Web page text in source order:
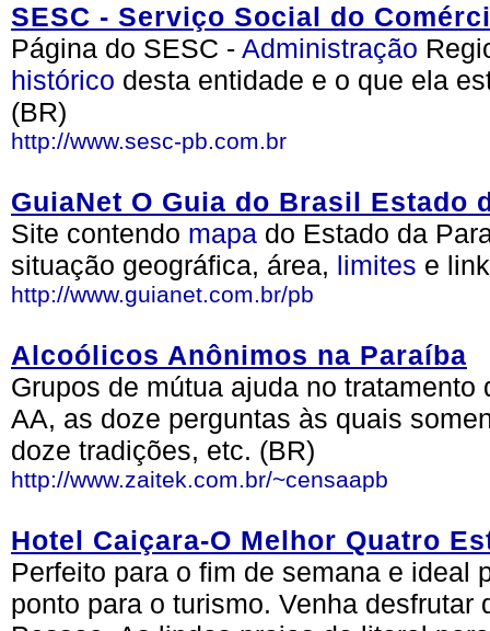
SESC - Serviço Social do
Página do SESC - Administração
histórico desta entidade e o que ela
(BR)
http://www.sesc-pb.com.br
GuiaNet O Guia do Brasil Estado
Site contendo mapa do Estado da
situação geográfica, área, limites e
http://www.guianet.com.br/pb
Alcoólicos Anônimos na Paraíba
Grupos de mútua ajuda no
AA, as doze perguntas às quais
doze tradições, etc. (BR)
http://www.zaitek.com.br/~censaapb
Hotel Caiçara-O Melhor Quatro
Perfeito para o fim de semana e ideal
ponto para o turismo. Venha desfrutar